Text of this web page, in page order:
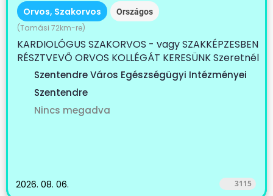
Orvos, Szakorvos Országos
(Tamási 72km-re)
KARDIOLÓGUS SZAKORVOS - vagy SZAKKÉPZESBEN
RÉSZTVEVŐ ORVOS KOLLÉGÁT KERESÜNK Szeretnél
egy...Szentendre Város Egészségügyi Intézményei
Szentendre
Nincs megadva
2026. 08. 06. 3115